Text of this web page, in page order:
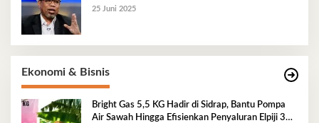
25 Juni 2025
Ekonomi & Bisnis
Bright Gas 5,5 KG Hadir di Sidrap, Bantu Pompa
Air Sawah Hingga Efisienkan Penyaluran Elpiji 3